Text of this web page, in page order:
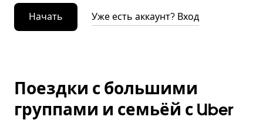
Начать Уже есть аккаунт? Вход
Поездки с большими
группами и семьёй с Uber